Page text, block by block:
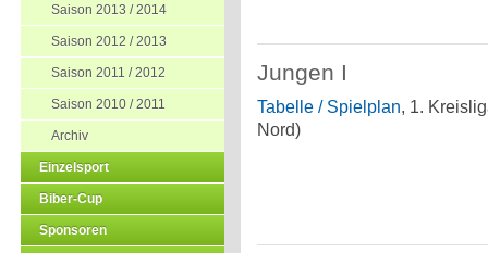
Saison 2013 / 2014
Saison 2012 / 2013
Saison 2011 / 2012
Saison 2010 / 2011
Archiv
Einzelsport
Biber-Cup
Sponsoren
Jungen I
Tabelle / Spielplan, 1.
Nord)